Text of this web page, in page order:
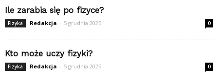
Ile zarabia się po fizyce?
Fizyka Redakcja - 5 grudnia 2025 0
Kto może uczy fizyki?
Fizyka Redakcja - 5 grudnia 2025 0